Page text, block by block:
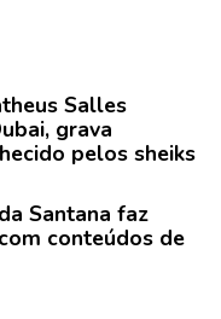
Salles
grava
pelos sheiks
Santana faz
conteúdos de